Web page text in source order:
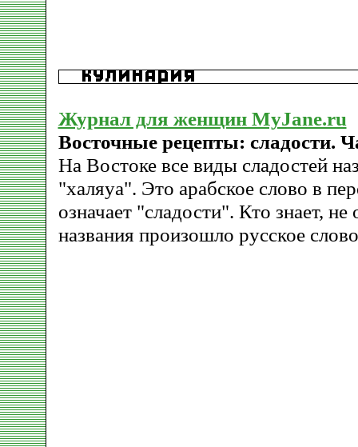
Журнал для женщин MyJane.ru
Восточные рецепты: сладости.
На Востоке все виды сладостей
"халяуа". Это арабское слово в
означает "сладости". Кто знает, не
названия произошло русское